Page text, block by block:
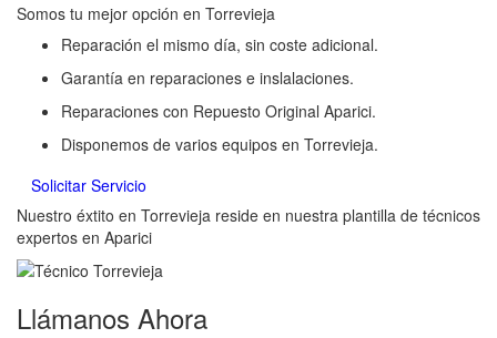
Somos tu mejor opción en Torrevieja
Reparación el mismo día, sin coste adicional.
Garantía en reparaciones e inslalaciones.
Reparaciones con Repuesto Original Aparici.
Disponemos de varios equipos en Torrevieja.
Solicitar Servicio
Nuestro éxtito en Torrevieja reside en nuestra plantilla de técnicos
expertos en Aparici
Llámanos Ahora